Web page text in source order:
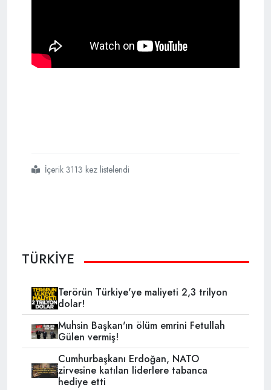
#işte
#türkiyenin
#yeni
#gökyüzü
#ordusuİçerik 3113 kez listelendi
TÜRKİYE
Terörün Türkiye'ye maliyeti 2,3 trilyon
dolar!
Muhsin Başkan'ın ölüm emrini Fetullah
Gülen vermiş!
Cumhurbaşkanı Erdoğan, NATO
zirvesine katılan liderlere tabanca
hediye etti